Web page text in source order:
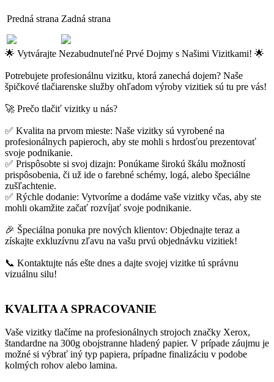
Predná strana Zadná strana
🌟 Vytvárajte Nezabudnuteľné Prvé Dojmy s Našimi Vizitkami! 🌟
Potrebujete profesionálnu vizitku, ktorá zanechá dojem? Naše
špičkové tlačiarenske služby ohľadom výroby vizitiek sú tu pre vás!
🚀 Prečo tlačiť vizitky u nás?
✅ Kvalita na prvom mieste: Naše vizitky sú vyrobené na
profesionálnych papieroch, aby ste mohli s hrdosťou prezentovať
svoje podnikanie.
✅ Prispôsobte si svoj dizajn: Ponúkame širokú škálu možností
prispôsobenia, či už ide o farebné schémy, logá, alebo špeciálne
zušľachtenie.
✅ Rýchle dodanie: Vytvoríme a dodáme vaše vizitky včas, aby ste
mohli okamžite začať rozvíjať svoje podnikanie.
🎉 Špeciálna ponuka pre nových klientov: Objednajte teraz a
získajte exkluzívnu zľavu na vašu prvú objednávku vizitiek!
📞 Kontaktujte nás ešte dnes a dajte svojej vizitke tú správnu
vizuálnu silu!
KVALITA A SPRACOVANIE
Vaše vizitky tlačíme na profesionálnych strojoch značky Xerox,
štandardne na 300g obojstranne hladený papier. V prípade záujmu je
možné si výbrať iný typ papiera, prípadne finalizáciu v podobe
kolmých rohov alebo lamina.